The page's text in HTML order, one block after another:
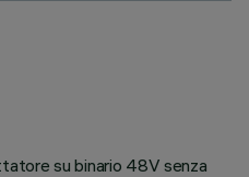
su binario 48V senza